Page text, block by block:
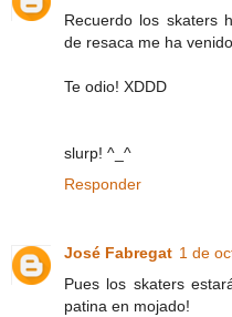
Recuerdo los skaters
de resaca me ha
Te odio! XDDD
slurp! ^_^
Responder
José Fabregat 1 de
Pues los skaters
patina en mojado!